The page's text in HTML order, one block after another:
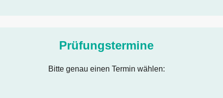
Prüfungstermine
Bitte genau einen Termin wählen: